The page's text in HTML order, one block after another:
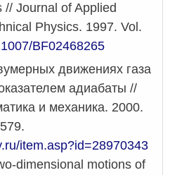
// Journal of Applied
Physics. 1997. Vol.
BF02468265
движениях газа
адиабаты //
и механика. 2000.
item.asp?id=28970343
dimensional motions of